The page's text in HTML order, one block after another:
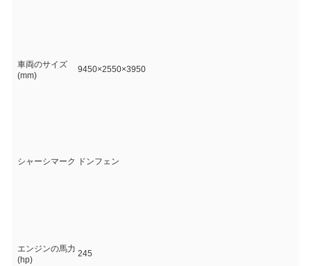
車両のサイズ
(mm)
9450×2550×3950
シャーシマーク ドンフェン
エンジンの馬力
(hp)
245